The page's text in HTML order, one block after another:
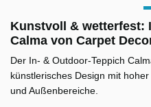
Kunstvoll & wetterfest:
Calma von Carpet
Der In- & Outdoor-Teppich
künstlerisches Design mit
und Außenbereiche.